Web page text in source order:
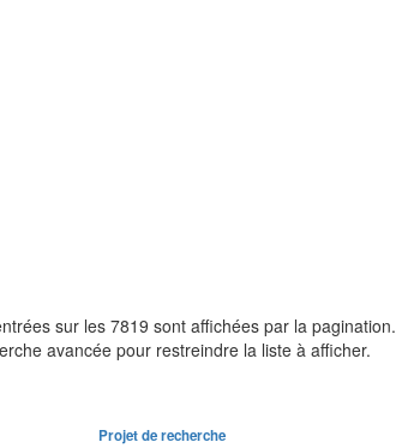
sur les 7819 sont affichées par la pagination.
avancée pour restreindre la liste à afficher.
Projet de recherche